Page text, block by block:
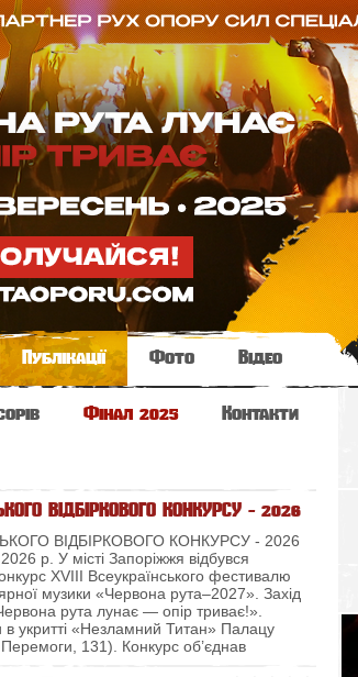
Публікації Фото Відео
Фінал 2025 Контакти
ВІДБІРКОВОГО КОНКУРСУ - 2026
ВІДБІРКОВОГО КОНКУРСУ - 2026
р. У місті Запоріжжя відбувся
XVIII Всеукраїнського фестивалю
музики «Червона рута–2027». Захід
рута лунає — опір триває!».
укритті «Незламний Титан» Палацу
131). Конкурс об’єднав